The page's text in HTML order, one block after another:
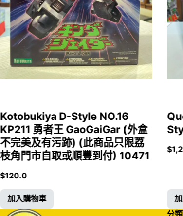
Kotobukiya D-Style NO.16
KP211 勇者王 GaoGaiGar (外盒
不完美及有污跡) (此商品只限荔
枝角門市自取或順豐到付) 10471
$120.0
加入購物車
$
分類